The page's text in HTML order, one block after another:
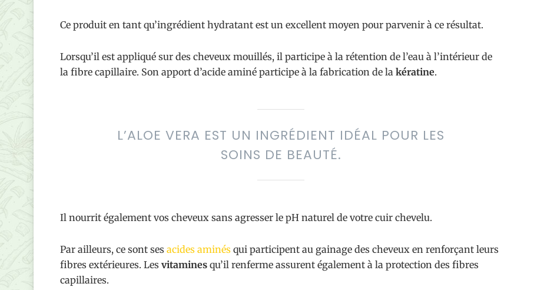
Ce produit en tant qu’ingrédient hydratant est un excellent moyen pour parvenir à ce résultat.
Lorsqu’il est appliqué sur des cheveux mouillés, il participe à la rétention de l’eau à l’intérieur de
la fibre capillaire. Son apport d’acide aminé participe à la fabrication de la kératine.
L’ALOE VERA EST UN INGRÉDIENT IDÉAL POUR LES
SOINS DE BEAUTÉ.
Il nourrit également vos cheveux sans agresser le pH naturel de votre cuir chevelu.
Par ailleurs, ce sont ses acides aminés qui participent au gainage des cheveux en renforçant leurs
fibres extérieures. Les vitamines qu’il renferme assurent également à la protection des fibres
capillaires.